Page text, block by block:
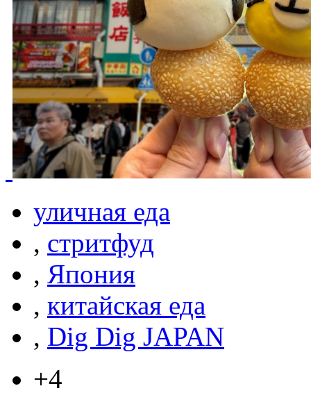
уличная еда
, стритфуд
, Япония
, китайская еда
, Dig Dig JAPAN
+4